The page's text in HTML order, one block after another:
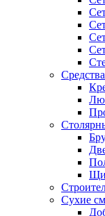
Сухие